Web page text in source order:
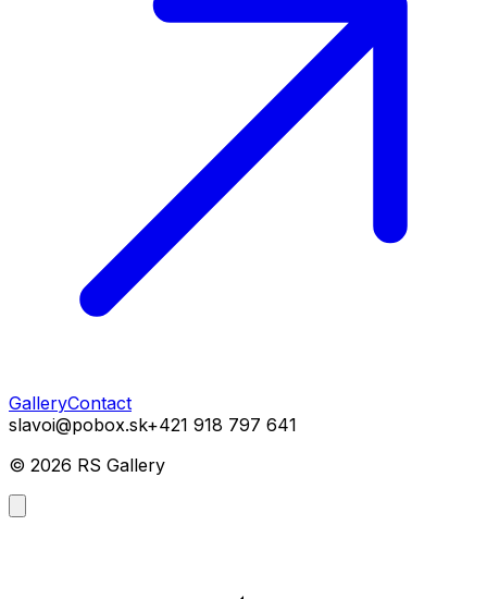
GalleryContact
slavoi@pobox.sk+421 918 797 641
© 2026 RS Gallery